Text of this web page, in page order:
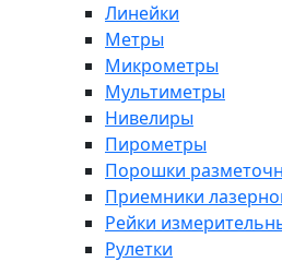
Линейки
Метры
Микрометры
Мультиметры
Нивелиры
Пирометры
Порошки
Приемники
Рейки
Рулетки